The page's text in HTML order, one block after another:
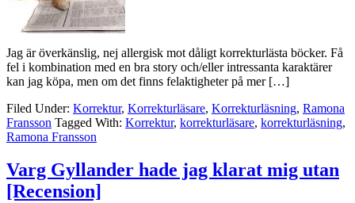
Jag är överkänslig, nej allergisk mot dåligt korrekturlästa böcker. Få
fel i kombination med en bra story och/eller intressanta karaktärer
kan jag köpa, men om det finns felaktigheter på mer […]
Filed Under: Korrektur, Korrekturläsare, Korrekturläsning, Ramona
Fransson Tagged With: Korrektur, korrekturläsare, korrekturläsning,
Ramona Fransson
Varg Gyllander hade jag klarat mig utan
[Recension]